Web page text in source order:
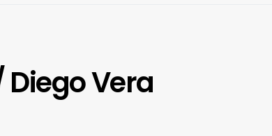
Diego Vera